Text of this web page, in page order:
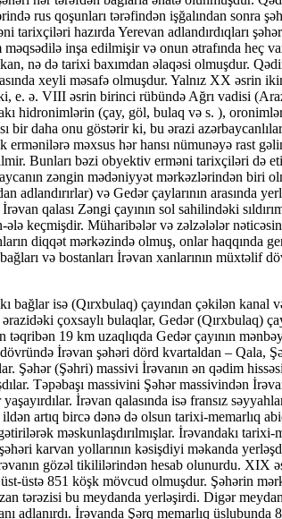
rus qoşunları tərəfindən işğalından sonra
hazırda Yerevan adlandırdıqları
inşa edilmişir və onun ətrafında heç
nə də tarixi baxımdan əlaqəsi olmuşdur.
xeyli məsafə olmuşdur. Yalnız XX əsrin
ə. VIII əsrin birinci rübündə Ağrı vadisi
hidronimlərin (çay, göl, bulaq və s. ),
daha onu göstərir ki, bu ərazi
məxsus hər hansı nümunəyə rast
Bunları bəzi obyektiv erməni tarixçiləri də
zəngin mədəniyyət mərkəz­lərindən biri
və Gedər çaylarının arasında
qalası Zəngi çayının sol sahilindəki
keçmişdir. Müharibələr və zəlzələlər
diqqət mərkəzində olmuş, onlar haqqında
və bostanları İrəvan xanlarının müxtəlif
sarayı, Abbas Mirzə məscidi şəhərin tarixi-memarlıq incilərindən hesab olunurdu. Erməni vandalları İrəvan qalasını və onun içərisində yerləşən bütün tarixi-memarlıq abidələrini tədricən yer üzündən sildilər. 1924-cü ildə İrəvanın baş planı hazırlanaraq həyata keçirilməyə başlandıqdan sonra şəhərdə mövcud olan azərbaycanlılara məxsus tarixi-memarlıq baxımından əhəmiyyət kəsb edən bütün abidələrini bir-birinin ardınca yox etdilər ki, gələcəkdə İrəvanı erməni şəhəri kimi təqdim edə bilsinlər. XX əsrin 30-40-cı illərində İrəvan şəhərinin mərkəzindəki azərbaycanlı məhəllələri möv­cudluğunu qoruyub saxlayırdı. Ermənilər İrəvanda XIX əsrin əvvəllərindən etibarən məs­kunlaşdıqları üçün erməni məhəllələri azərbaycanlı məhəllələrini üzük qaşı kimi əhatələmişdi. 50-60-cı illərdə azərbaycanlıların kompakt yaşadıqları məhəllələri, onların qədim qəbiristanlıq­larını yeni tikililər inşa etmək bəhanəsilə yerlə yeksan etdilər. Azərbaycanlılara qarşı törədilən 1905-1906-cı illər kütləvi qırğınalrı, 1918-1920-ci illər soyqırımı, 1948-1953-cü illər və 1988-1989-cu illər deportasityaları İrəvan şəhərinin azərbaycanlı simasını ermənilərin xeyrinə tamamilə dəyişdirdi. İrəvan şəhərindən azərbaycan­lıların maddi-mədəniyyət izlərini silən, ardınca azərbaycanlı etnik kimliyini yox edərək mono­etnik erməni şəhəri yaratmağa nail olan ermənilər indi də tarix kitablarından, dərsliklərdən azərbaycanlıların izini silməyə çalışırlar. Ermənilər tarixi Azərbaycan torpaqlarına haradan və nə vaxt gəlmişlər? XX əsrin sonlarında SSRİ adlanan imperiyanın dağılması ilə tarixşünaslıq elmində mövcud olan bir sıra stereotiplər və saxta konsepsiyalar da aradan qalxmışdır. Sovet hakimiyyəti illərində in­diki Ermənistan ərazisinin tarixini yazmaq bir qayda olaraq ermənipərəst və erməni tədqiqatçıların monopoliyasında olmuşdur. Onlar da uydurma “Qədim Ermənistan”, “Böyük Er­mə­nistan” konsepsiyalarını müdafiə edərək, həmin ərazidə yaşamış yəhudilərin, yunanların, urar­tu­­luların, aysorların, farsların, gürcülərin, albanların, xüsusən də qədim türklərin və onların xə­ləf­ləri olan azərbaycanlıların tarixini ermənilərin xeyrinə saxtalaşdırmaq yolunu tutmuşlar. Hal­buki, dünya tarixşünaslığında hazırda erməni